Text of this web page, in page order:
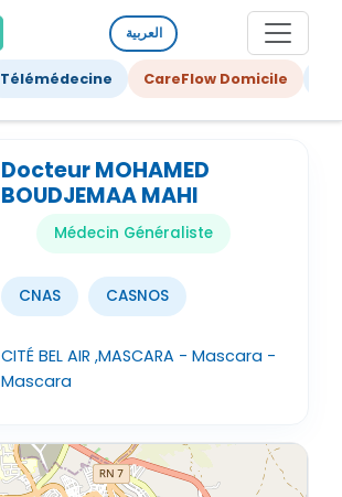
العربية
Télémédecine CareFlow Domicile
Docteur MOHAMED
BOUDJEMAA MAHI
Médecin Généraliste
CNAS CASNOS
CITÉ BEL AIR ,MASCARA - Mascara -
Mascara